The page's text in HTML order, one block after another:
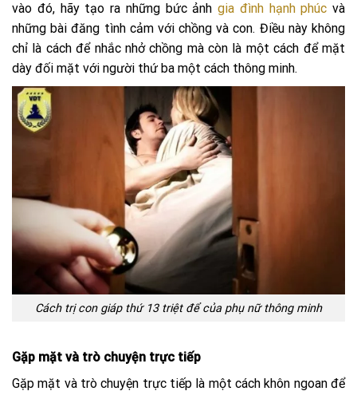
vào đó, hãy tạo ra những bức ảnh gia đình hạnh phúc và
những bài đăng tình cảm với chồng và con. Điều này không
chỉ là cách để nhắc nhở chồng mà còn là một cách để mặt
dày đối mặt với người thứ ba một cách thông minh.
Cách trị con giáp thứ 13 triệt để của phụ nữ thông minh
Gặp mặt và trò chuyện trực tiếp
Gặp mặt và trò chuyện trực tiếp là một cách khôn ngoan để